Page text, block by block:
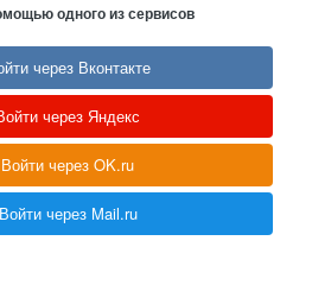
одного из сервисов
через Вконтакте
через Яндекс
Войти через OK.ru
Войти через Mail.ru